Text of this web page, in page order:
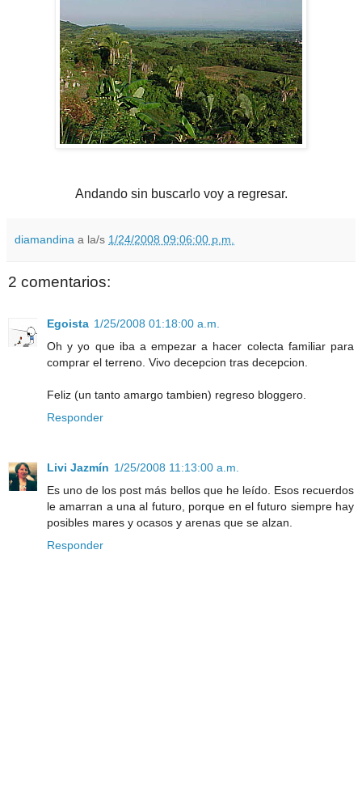
Andando sin buscarlo voy a regresar.
diamandina a la/s 1/24/2008 09:06:00 p.m.
2 comentarios:
Egoista 1/25/2008 01:18:00 a.m.
Oh y yo que iba a empezar a hacer colecta familiar para
comprar el terreno. Vivo decepcion tras decepcion.
Feliz (un tanto amargo tambien) regreso bloggero.
Responder
Livi Jazmín 1/25/2008 11:13:00 a.m.
Es uno de los post más bellos que he leído. Esos recuerdos
le amarran a una al futuro, porque en el futuro siempre hay
posibles mares y ocasos y arenas que se alzan.
Responder